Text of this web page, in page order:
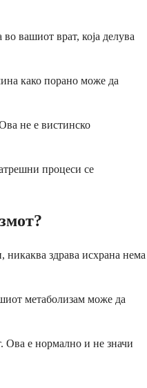
вашиот врат, која делува
како порано може да
не е вистинско
процеси се
никаква здрава исхрана нема
метаболизам може да
Ова е нормално и не значи